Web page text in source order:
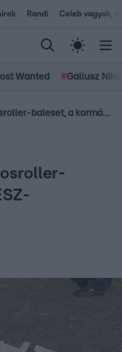
Randi Celeb vagyok,
Wanted #Gallusz
Egyre több az elektromosroller-baleset, a kormány KRESZ-szabályozást ígér